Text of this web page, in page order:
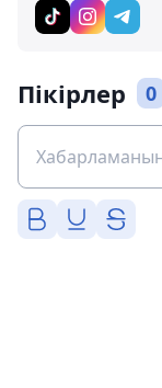
Пікірлер 0